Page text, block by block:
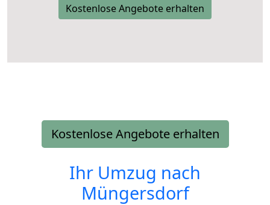
Kostenlose Angebote erhalten
Kostenlose Angebote erhalten
Ihr Umzug nach
Müngersdorf